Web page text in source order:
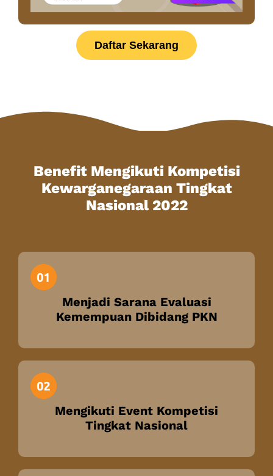
Daftar Sekarang
Benefit Mengikuti Kompetisi
Kewarganegaraan Tingkat
Nasional 2022
Menjadi Sarana Evaluasi
Kemempuan Dibidang PKN
Mengikuti Event Kompetisi
Tingkat Nasional